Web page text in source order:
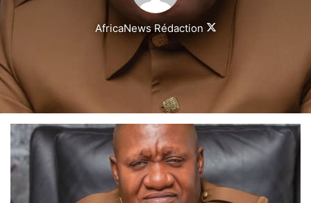
AfricaNews Rédaction
Follow